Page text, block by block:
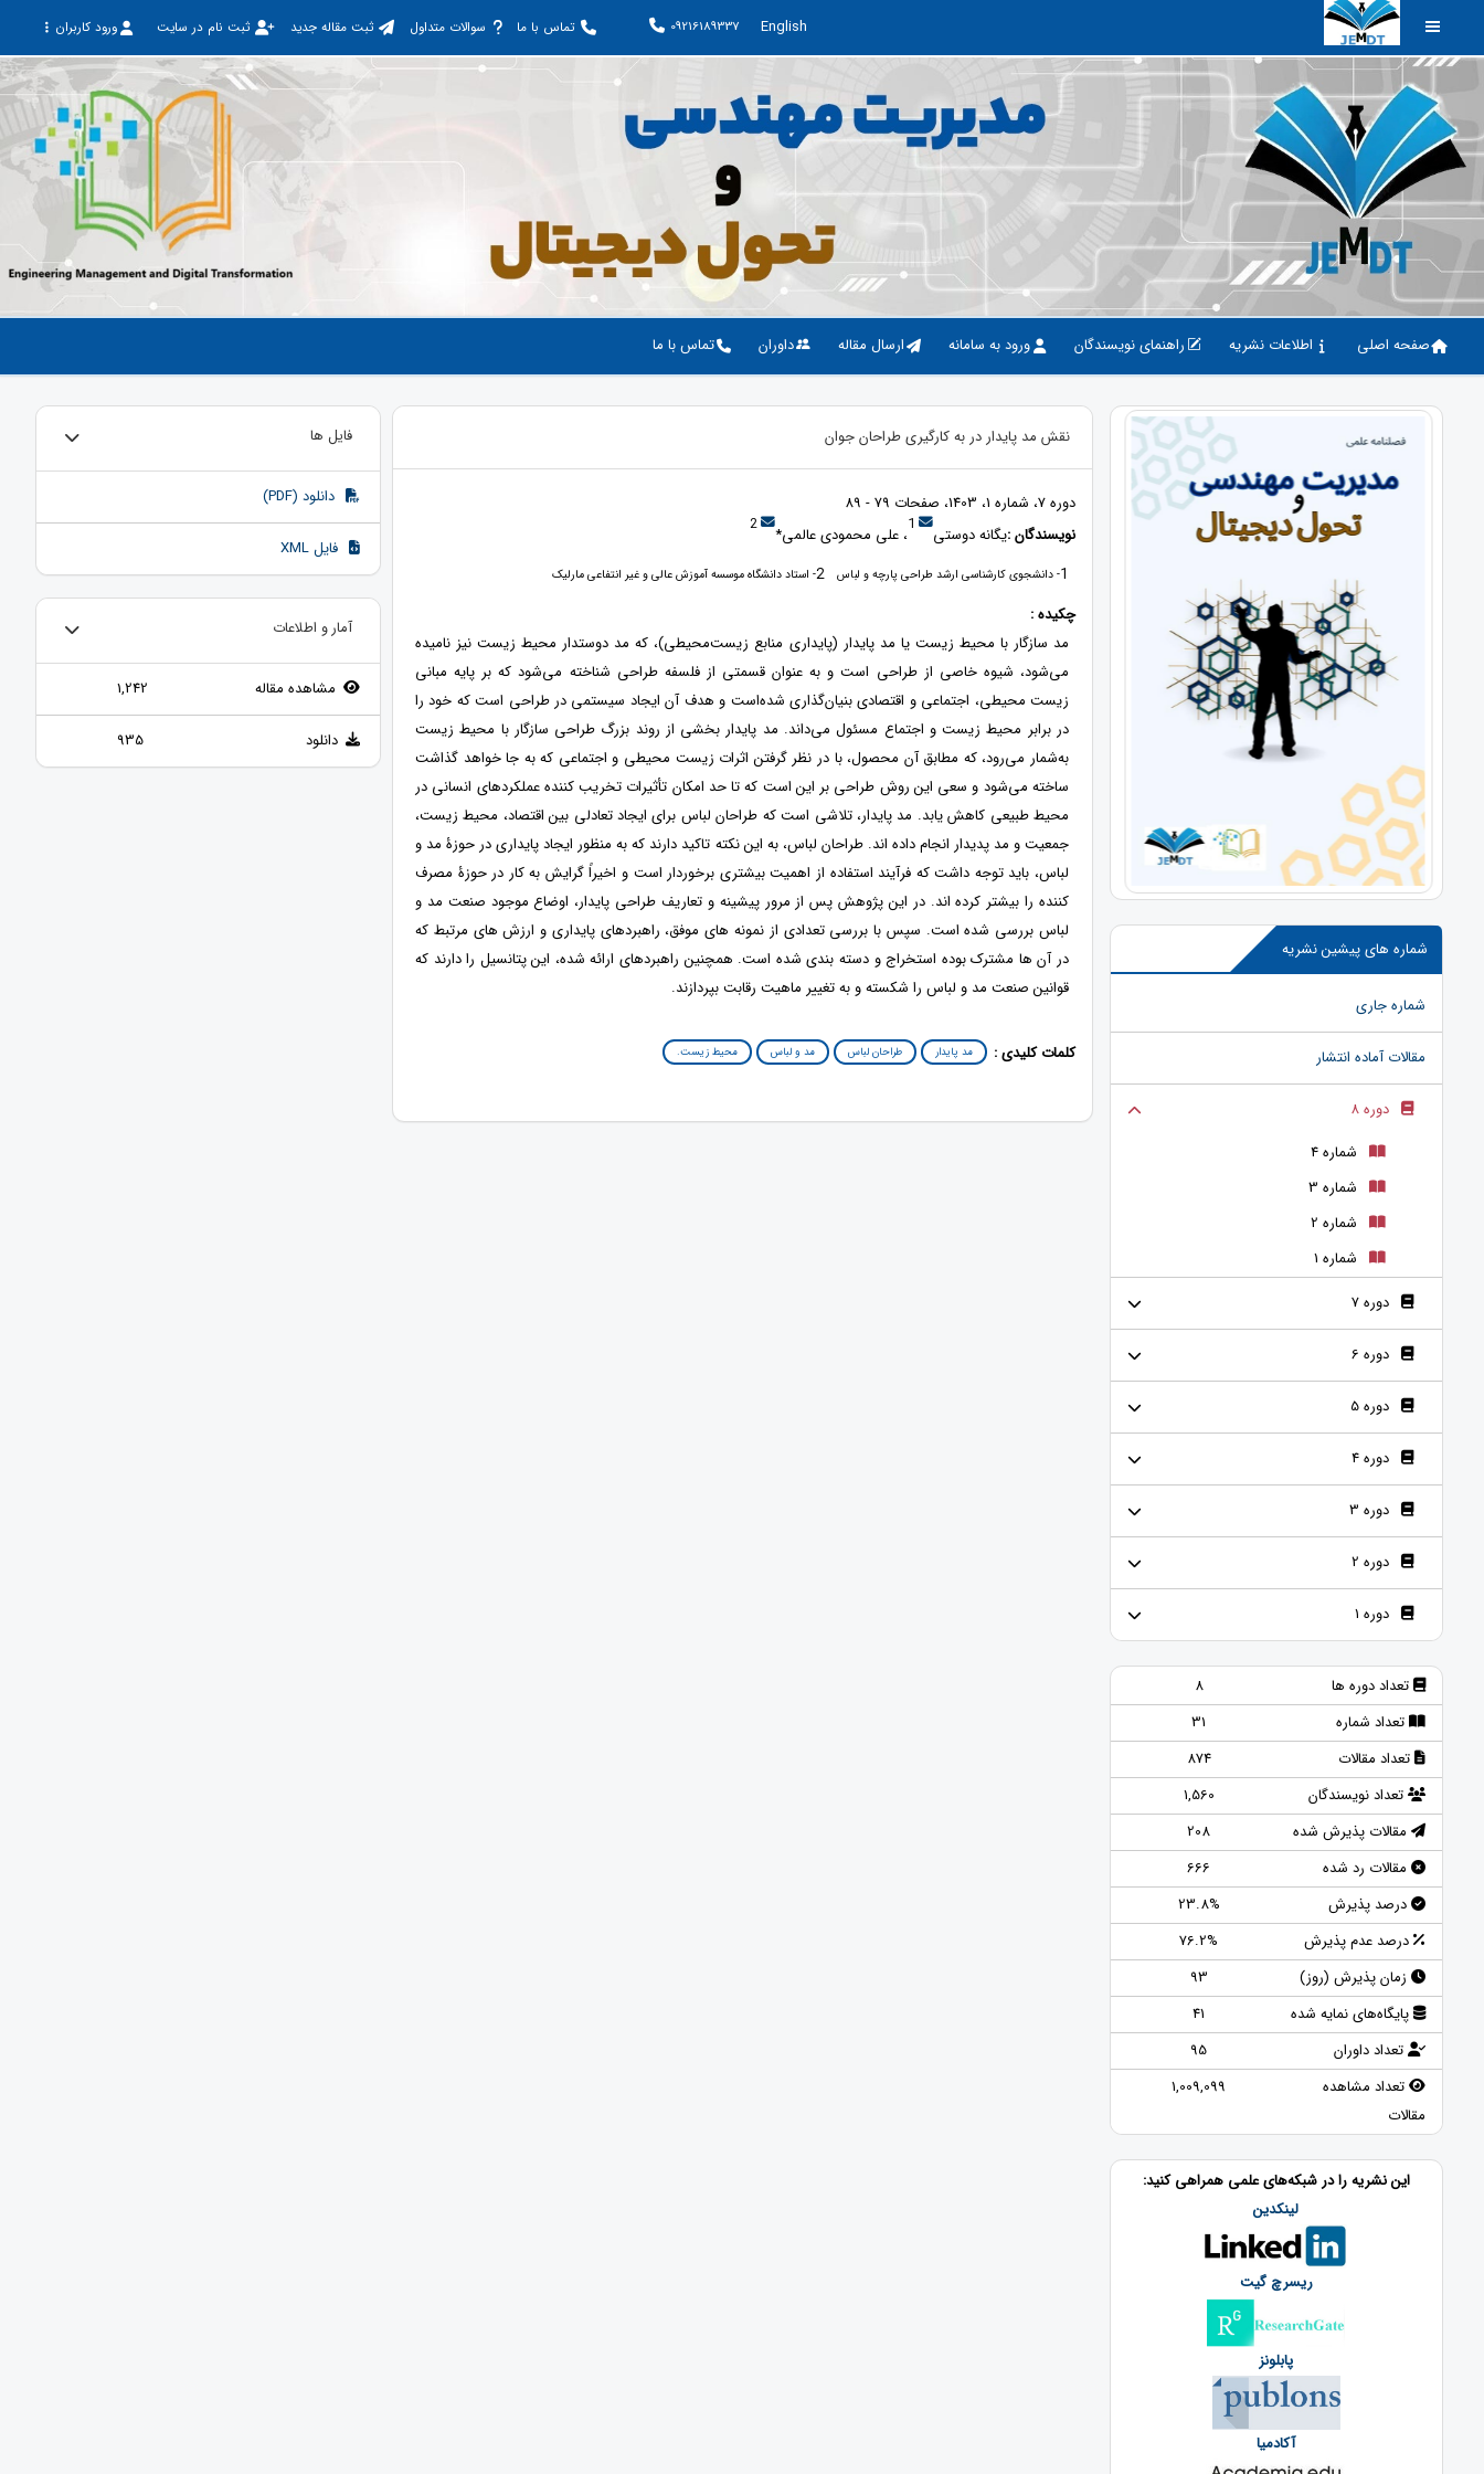
English
09216189337 تماس با ما سوالات متداول ثبت مقاله جدید ثبت نام در سایت ورود کاربران
صفحه اصلی اطلاعات نشریه راهنمای نویسندگان ورود به سامانه ارسال مقاله داوران تماس با ما
شماره های پیشین نشریه
شماره جاری
مقالات آماده انتشار
دوره 8
شماره 4
شماره 3
شماره 2
شماره 1
دوره 7
دوره 6
دوره 5
دوره 4
دوره 3
دوره 2
دوره 1
تعداد دوره ها
8
تعداد شماره
31
تعداد مقالات
874
تعداد نویسندگان
1,560
مقالات پذیرش شده
208
مقالات رد شده
666
درصد پذیرش
23.8%
درصد عدم پذیرش
76.2%
زمان پذیرش (روز)
93
پایگاه‌های نمایه شده
41
تعداد داوران
95
تعداد مشاهده
مقالات
1,009,099
این نشریه را در شبکه‌های علمی همراهی کنید:
لینکدین
ریسرچ گیت
پابلونز
آکادمیا
نقش مد پایدار در به کارگیری طراحان جوان
دوره 7، شماره 1، 1403، صفحات 79 - 89
نویسندگان :یگانه دوستی 1، علی محمودی عالمی* 2
1- دانشجوی کارشناسی ارشد طراحی پارچه و لباس 2- استاد دانشگاه موسسه آموزش عالی و غیر انتفاعی مارلیک
چکیده :
مد سازگار با محیط زیست یا مد پایدار (پایداری منابع زیست‌محیطی)، که مد دوستدار محیط زیست نیز نامیده
می‌شود، شیوه خاصی از طراحی است و به عنوان قسمتی از فلسفه طراحی شناخته می‌شود که بر پایه مبانی
زیست ‌محیطی، اجتماعی و اقتصادی بنیان‌گذاری شده‌است و هدف آن ایجاد سیستمی در طراحی است که خود را
در برابر محیط زیست و اجتماع مسئول می‌داند. مد پایدار بخشی از روند بزرگ طراحی سازگار با محیط زیست
به‌شمار می‌رود، که مطابق آن محصول، با در نظر گرفتن اثرات زیست ‌محیطی و اجتماعی که به جا خواهد گذاشت
ساخته می‌شود و سعی این روش طراحی بر این است که تا حد امکان تأثیرات تخریب کننده عملکردهای انسانی در
محیط طبیعی کاهش یابد. مد پایدار، تلاشی است که طراحان لباس برای ایجاد تعادلی بین اقتصاد، محیط زیست،
جمعیت و مد پدیدار انجام داده اند. طراحان لباس، به این نکته تاکید دارند که به منظور ایجاد پایداری در حوزۀ مد و
لباس، باید توجه داشت که فرآیند استفاده از اهمیت بیشتری برخوردار است و اخیراً گرایش به کار در حوزۀ مصرف
کننده را بیشتر کرده اند. در این پژوهش پس از مرور پیشینه و تعاریف طراحی پایدار، اوضاع موجود صنعت مد و
لباس بررسی شده است. سپس با بررسی تعدادی از نمونه های موفق، راهبردهای پایداری و ارزش های مرتبط که
در آن ها مشترک بوده استخراج و دسته بندی شده است. همچنین راهبردهای ارائه شده، این پتانسیل را دارند که
قوانین صنعت مد و لباس را شکسته و به تغییر ماهیت رقابت بپردازند.
کلمات کلیدی : مد پایدار طراحان لباس مد و لباس محیط زیست.
فایل ها
دانلود (PDF)
فایل XML
آمار و اطلاعات
مشاهده مقاله 1,242
دانلود 935